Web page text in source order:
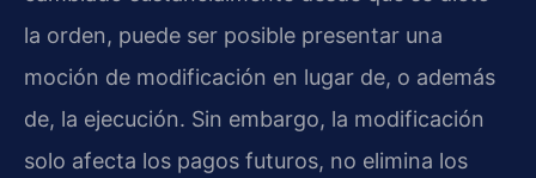
la orden, puede ser posible presentar una
moción de modificación en lugar de, o además
de, la ejecución. Sin embargo, la modificación
solo afecta los pagos futuros, no elimina los